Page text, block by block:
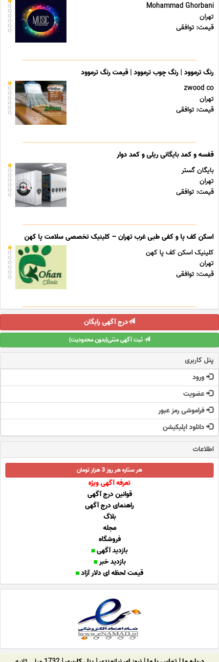
Mohammad Ghorbani
تهران
قیمت: توافقی
رنگ ترموود | رنگ چوب ترموود | قیمت رنگ ترموود
zwood co
تهران
قیمت: توافقی
قفسه و کمد بایگانی ریلی و کمد دوار
بایگان گستر
تهران
قیمت: توافقی
اسکن کف پا و کفی طبی غرب تهران – کلینیک تخصصی سلامت پا کهن
کلینیک اسکن کف پا کهن
تهران
قیمت: توافقی
درج آگهی رایگان
ثبت آگهی متنی(بدون محدودیت)
پنل کاربری
ورود
عضویت
فراموشی رمز عبور
دانلود اپلیکیشن
اطلاعات
هر ستاره هر روز 3 هزار تومان
تعرفه آگهی ویژه
قوانین درج آگهی
راهنمای درج آگهی
بلاگ
مجله
فروشگاه
بازدید آگهی
بازدید خبر
قیمت لحظه ای دلار آزاد